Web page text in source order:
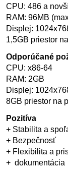
CPU: 486 a
RAM: 96MB
Displej:
1,5GB priestor
Odporúčané
CPU: x86-64
RAM: 2GB
Displej:
8GB priestor na
Pozitíva
+ Stabilita a
+ Bezpečnosť
+ Flexibilita a
+ dokumentácia